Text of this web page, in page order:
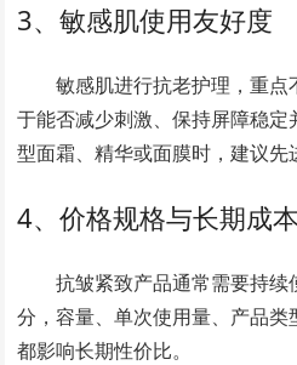
3、敏感肌使用友好度
敏感肌进行抗老护理，重
于能否减少刺激、保持屏障稳
型面霜、精华或面膜时，建议先
4、价格规格与长期成本
抗皱紧致产品通常需要持
分，容量、单次使用量、产品类
都影响长期性价比。